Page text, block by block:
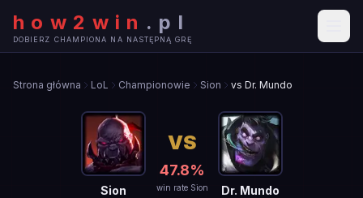
how2win . pl
DOBIERZ CHAMPIONA NA NASTĘPNĄ GRĘ
Strona główna LoL Championowie Sion vs Dr. Mundo
Sion
VS
47.8%
win rate Sion Dr. Mundo